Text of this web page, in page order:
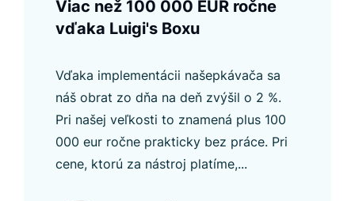
Viac než 100 000 EUR ročne
vďaka Luigi's Boxu
Vďaka implementácii našepkávača sa
náš obrat zo dňa na deň zvýšil o 2 %.
Pri našej veľkosti to znamená plus 100
000 eur ročne prakticky bez práce. Pri
cene, ktorú za nástroj platíme,...